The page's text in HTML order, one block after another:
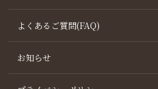
よくあるご質問(FAQ)
お知らせ